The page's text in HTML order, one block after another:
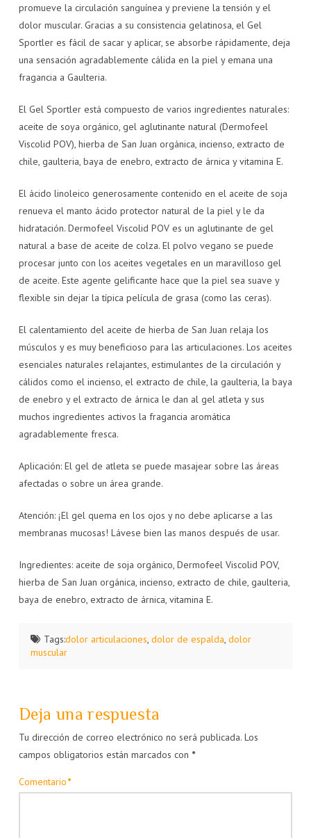
promueve la circulación sanguínea y previene la tensión y el
dolor muscular. Gracias a su consistencia gelatinosa, el Gel
Sportler es fácil de sacar y aplicar, se absorbe rápidamente, deja
una sensación agradablemente cálida en la piel y emana una
fragancia a Gaulteria.
El Gel Sportler está compuesto de varios ingredientes naturales:
aceite de soya orgánico, gel aglutinante natural (Dermofeel
Viscolid POV), hierba de San Juan orgánica, incienso, extracto de
chile, gaulteria, baya de enebro, extracto de árnica y vitamina E.
El ácido linoleico generosamente contenido en el aceite de soja
renueva el manto ácido protector natural de la piel y le da
hidratación. Dermofeel Viscolid POV es un aglutinante de gel
natural a base de aceite de colza. El polvo vegano se puede
procesar junto con los aceites vegetales en un maravilloso gel
de aceite. Este agente gelificante hace que la piel sea suave y
flexible sin dejar la típica película de grasa (como las ceras).
El calentamiento del aceite de hierba de San Juan relaja los
músculos y es muy beneficioso para las articulaciones. Los aceites
esenciales naturales relajantes, estimulantes de la circulación y
cálidos como el incienso, el extracto de chile, la gaulteria, la baya
de enebro y el extracto de árnica le dan al gel atleta y sus
muchos ingredientes activos la fragancia aromática
agradablemente fresca.
Aplicación: El gel de atleta se puede masajear sobre las áreas
afectadas o sobre un área grande.
Atención: ¡El gel quema en los ojos y no debe aplicarse a las
membranas mucosas! Lávese bien las manos después de usar.
Ingredientes: aceite de soja orgánico, Dermofeel Viscolid POV,
hierba de San Juan orgánica, incienso, extracto de chile, gaulteria,
baya de enebro, extracto de árnica, vitamina E.
Tags:dolor articulaciones, dolor de espalda, dolor
muscular
Deja una respuesta
Tu dirección de correo electrónico no será publicada. Los
campos obligatorios están marcados con *
Comentario*